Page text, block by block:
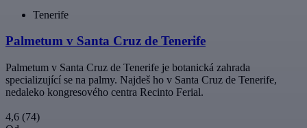
Tenerife
Palmetum v Santa Cruz de Tenerife
Palmetum v Santa Cruz de Tenerife je botanická zahrada
specializující se na palmy. Najdeš ho v Santa Cruz de Tenerife,
nedaleko kongresového centra Recinto Ferial.
4,6 (74)